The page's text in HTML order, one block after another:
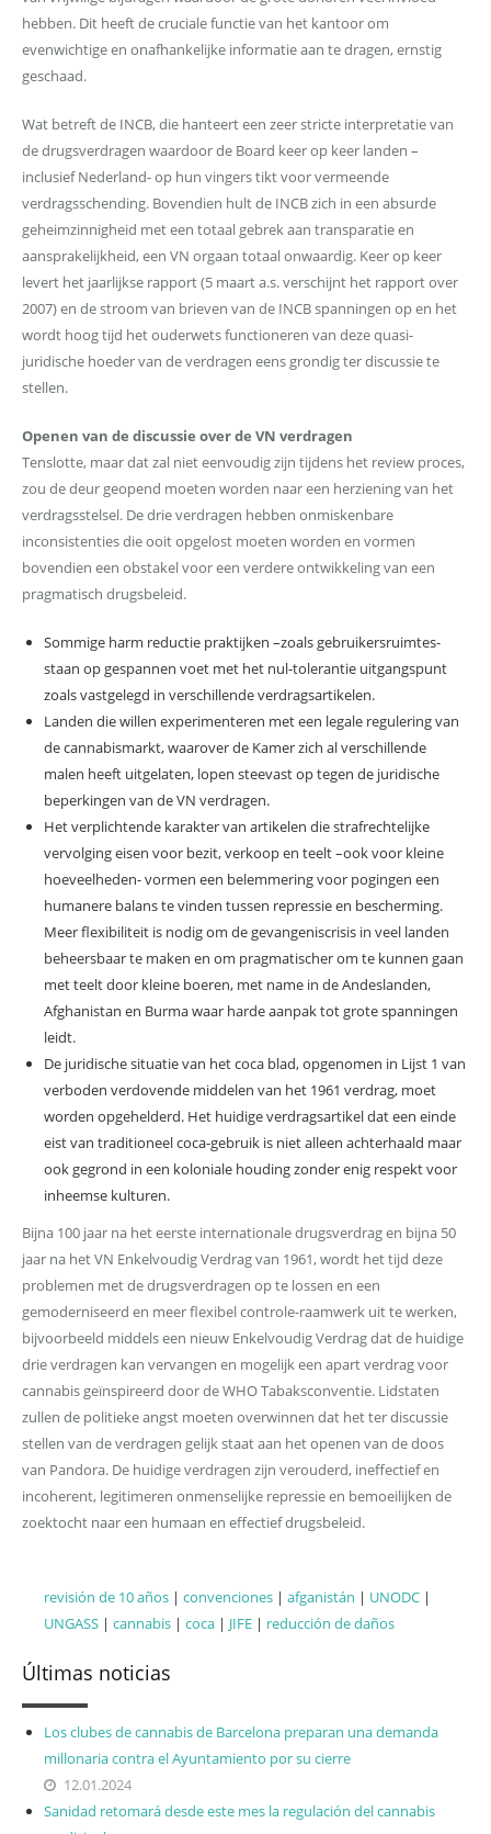
hebben. Dit heeft de cruciale functie van het kantoor om
evenwichtige en onafhankelijke informatie aan te dragen, ernstig
geschaad.
Wat betreft de INCB, die hanteert een zeer stricte interpretatie van
de drugsverdragen waardoor de Board keer op keer landen –
inclusief Nederland- op hun vingers tikt voor vermeende
verdragsschending. Bovendien hult de INCB zich in een absurde
geheimzinnigheid met een totaal gebrek aan transparatie en
aansprakelijkheid, een VN orgaan totaal onwaardig. Keer op keer
levert het jaarlijkse rapport (5 maart a.s. verschijnt het rapport over
2007) en de stroom van brieven van de INCB spanningen op en het
wordt hoog tijd het ouderwets functioneren van deze quasi-
juridische hoeder van de verdragen eens grondig ter discussie te
stellen.
Openen van de discussie over de VN verdragen
Tenslotte, maar dat zal niet eenvoudig zijn tijdens het review proces,
zou de deur geopend moeten worden naar een herziening van het
verdragsstelsel. De drie verdragen hebben onmiskenbare
inconsistenties die ooit opgelost moeten worden en vormen
bovendien een obstakel voor een verdere ontwikkeling van een
pragmatisch drugsbeleid.
Sommige harm reductie praktijken –zoals gebruikersruimtes-
staan op gespannen voet met het nul-tolerantie uitgangspunt
zoals vastgelegd in verschillende verdragsartikelen.
Landen die willen experimenteren met een legale regulering van
de cannabismarkt, waarover de Kamer zich al verschillende
malen heeft uitgelaten, lopen steevast op tegen de juridische
beperkingen van de VN verdragen.
Het verplichtende karakter van artikelen die strafrechtelijke
vervolging eisen voor bezit, verkoop en teelt –ook voor kleine
hoeveelheden- vormen een belemmering voor pogingen een
humanere balans te vinden tussen repressie en bescherming.
Meer flexibiliteit is nodig om de gevangeniscrisis in veel landen
beheersbaar te maken en om pragmatischer om te kunnen gaan
met teelt door kleine boeren, met name in de Andeslanden,
Afghanistan en Burma waar harde aanpak tot grote spanningen
leidt.
De juridische situatie van het coca blad, opgenomen in Lijst 1 van
verboden verdovende middelen van het 1961 verdrag, moet
worden opgehelderd. Het huidige verdragsartikel dat een einde
eist van traditioneel coca-gebruik is niet alleen achterhaald maar
ook gegrond in een koloniale houding zonder enig respekt voor
inheemse kulturen.
Bijna 100 jaar na het eerste internationale drugsverdrag en bijna 50
jaar na het VN Enkelvoudig Verdrag van 1961, wordt het tijd deze
problemen met de drugsverdragen op te lossen en een
gemoderniseerd en meer flexibel controle-raamwerk uit te werken,
bijvoorbeeld middels een nieuw Enkelvoudig Verdrag dat de huidige
drie verdragen kan vervangen en mogelijk een apart verdrag voor
cannabis geïnspireerd door de WHO Tabaksconventie. Lidstaten
zullen de politieke angst moeten overwinnen dat het ter discussie
stellen van de verdragen gelijk staat aan het openen van de doos
van Pandora. De huidige verdragen zijn verouderd, ineffectief en
incoherent, legitimeren onmenselijke repressie en bemoeilijken de
zoektocht naar een humaan en effectief drugsbeleid.
revisión de 10 años | convenciones | afganistán | UNODC |
UNGASS | cannabis | coca | JIFE | reducción de daños
Últimas noticias
Los clubes de cannabis de Barcelona preparan una demanda
millonaria contra el Ayuntamiento por su cierre
12.01.2024
Sanidad retomará desde este mes la regulación del cannabis